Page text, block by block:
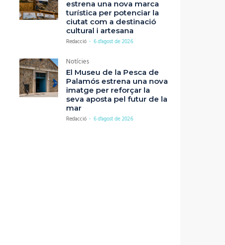
estrena una nova marca
turística per potenciar la
ciutat com a destinació
cultural i artesana
Redacció - 6 d'agost de 2026
Notícies
El Museu de la Pesca de
Palamós estrena una nova
imatge per reforçar la
seva aposta pel futur de la
mar
Redacció - 6 d'agost de 2026